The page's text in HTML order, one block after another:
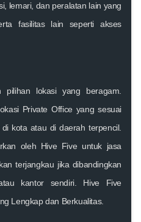
lemari, dan peralatan lain yang
fasilitas lain seperti akses
lokasi yang beragam.
Private Office yang sesuai
kota atau di daerah terpencil.
oleh Hive Five untuk jasa
terjangkau jika dibandingkan
kantor sendiri. Hive Five
Lengkap dan Berkualitas.